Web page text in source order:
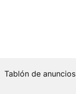
Tablón de anuncios